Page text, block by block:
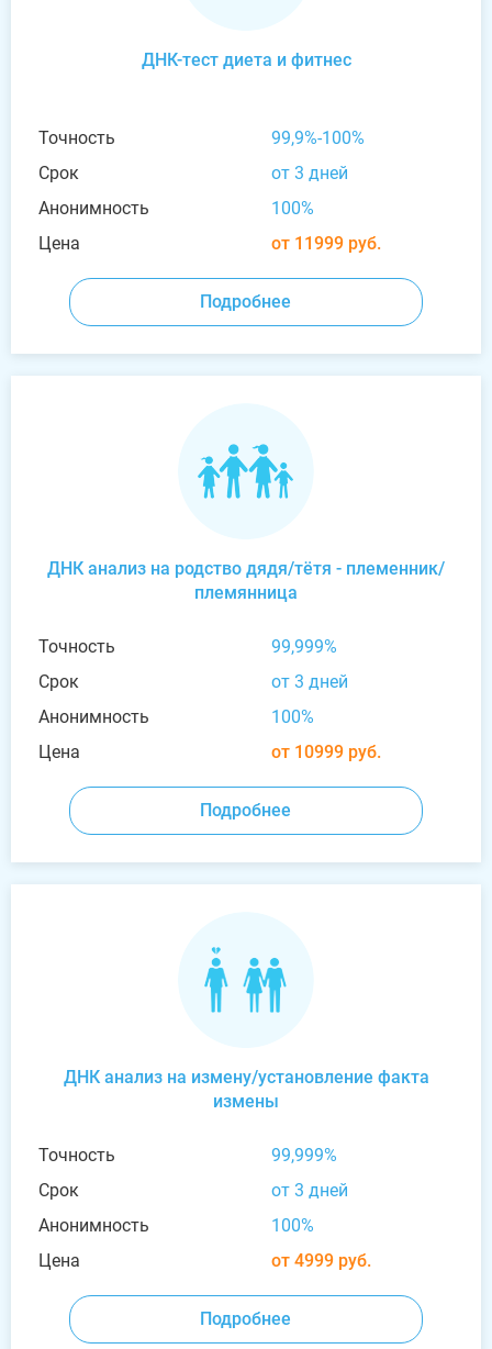
ДНК-тест диета и фитнес
Точность
99,9%-100%
Срок
от 3 дней
Анонимность
100%
Цена
от 11999 руб.
Подробнее
ДНК анализ на родство дядя/тётя - племенник/
племянница
Точность
99,999%
Срок
от 3 дней
Анонимность
100%
Цена
от 10999 руб.
Подробнее
ДНК анализ на измену/установление факта
измены
Точность
99,999%
Срок
от 3 дней
Анонимность
100%
Цена
от 4999 руб.
Подробнее